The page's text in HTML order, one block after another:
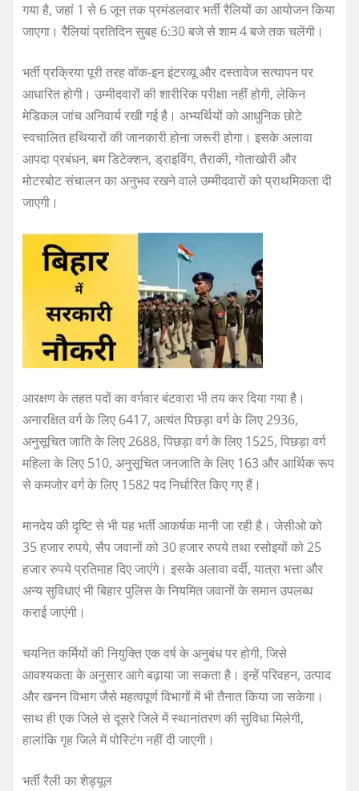
गया है, जहां 1 से 6 जून तक प्रमंडलवार भर्ती रैलियों का आयोजन किया
जाएगा। रैलियां प्रतिदिन सुबह 6:30 बजे से शाम 4 बजे तक चलेंगी।
भर्ती प्रक्रिया पूरी तरह वॉक-इन इंटरव्यू और दस्तावेज सत्यापन पर
आधारित होगी। उम्मीदवारों की शारीरिक परीक्षा नहीं होगी, लेकिन
मेडिकल जांच अनिवार्य रखी गई है। अभ्यर्थियों को आधुनिक छोटे
स्वचालित हथियारों की जानकारी होना जरूरी होगा। इसके अलावा
आपदा प्रबंधन, बम डिटेक्शन, ड्राइविंग, तैराकी, गोताखोरी और
मोटरबोट संचालन का अनुभव रखने वाले उम्मीदवारों को प्राथमिकता दी
जाएगी।
आरक्षण के तहत पदों का वर्गवार बंटवारा भी तय कर दिया गया है।
अनारक्षित वर्ग के लिए 6417, अत्यंत पिछड़ा वर्ग के लिए 2936,
अनुसूचित जाति के लिए 2688, पिछड़ा वर्ग के लिए 1525, पिछड़ा वर्ग
महिला के लिए 510, अनुसूचित जनजाति के लिए 163 और आर्थिक रूप
से कमजोर वर्ग के लिए 1582 पद निर्धारित किए गए हैं।
मानदेय की दृष्टि से भी यह भर्ती आकर्षक मानी जा रही है। जेसीओ को
35 हजार रुपये, सैप जवानों को 30 हजार रुपये तथा रसोइयों को 25
हजार रुपये प्रतिमाह दिए जाएंगे। इसके अलावा वर्दी, यात्रा भत्ता और
अन्य सुविधाएं भी बिहार पुलिस के नियमित जवानों के समान उपलब्ध
कराई जाएंगी।
चयनित कर्मियों की नियुक्ति एक वर्ष के अनुबंध पर होगी, जिसे
आवश्यकता के अनुसार आगे बढ़ाया जा सकता है। इन्हें परिवहन, उत्पाद
और खनन विभाग जैसे महत्वपूर्ण विभागों में भी तैनात किया जा सकेगा।
साथ ही एक जिले से दूसरे जिले में स्थानांतरण की सुविधा मिलेगी,
हालांकि गृह जिले में पोस्टिंग नहीं दी जाएगी।
भर्ती रैली का शेड्यूल